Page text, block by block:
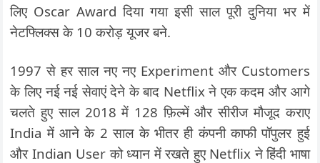
लिए Oscar Award दिया गया इसी साल पूरी दुनिया भर में
नेटफ्लिक्स के 10 करोड़ यूजर बने.
1997 से हर साल नए नए Experiment और Customers
के लिए नई नई सेवाएं देने के बाद Netflix ने एक कदम और आगे
चलते हुए साल 2018 में 128 फ़िल्में और सीरीज मौजूद कराए
India में आने के 2 साल के भीतर ही कंपनी काफी पॉपुलर हुई
और Indian User को ध्यान में रखते हुए Netflix ने हिंदी भाषा